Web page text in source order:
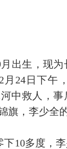
出生，现
月24日下
中救人，
旗，李少全
下10多度，